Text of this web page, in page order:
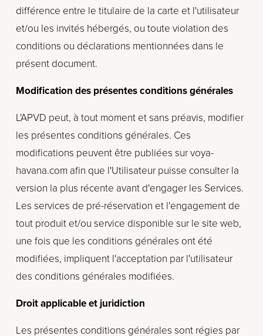
différence entre le titulaire de la carte et l'utilisateur
et/ou les invités hébergés, ou toute violation des
conditions ou déclarations mentionnées dans le
présent document.
Modification des présentes conditions générales
L'APVD peut, à tout moment et sans préavis, modifier
les présentes conditions générales. Ces
modifications peuvent être publiées sur voya-
havana.com afin que l'Utilisateur puisse consulter la
version la plus récente avant d'engager les Services.
Les services de pré-réservation et l'engagement de
tout produit et/ou service disponible sur le site web,
une fois que les conditions générales ont été
modifiées, impliquent l'acceptation par l'utilisateur
des conditions générales modifiées.
Droit applicable et juridiction
Les présentes conditions générales sont régies par